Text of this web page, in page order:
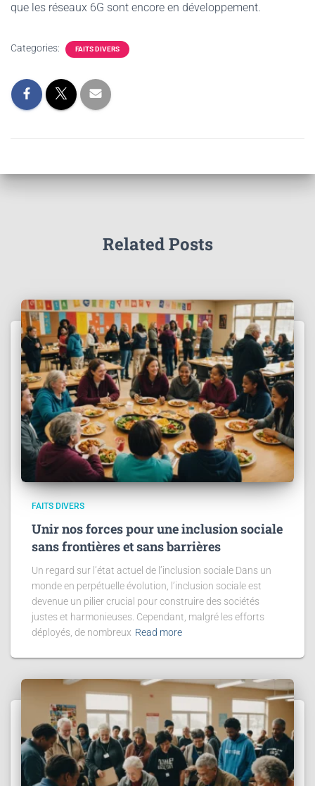
que les réseaux 6G sont encore en développement.
Categories: FAITS DIVERS
Related Posts
FAITS DIVERS
Unir nos forces pour une inclusion sociale
sans frontières et sans barrières
Un regard sur l’état actuel de l’inclusion sociale Dans un
monde en perpétuelle évolution, l’inclusion sociale est
devenue un pilier crucial pour construire des sociétés
justes et harmonieuses. Cependant, malgré les efforts
déployés, de nombreux Read more